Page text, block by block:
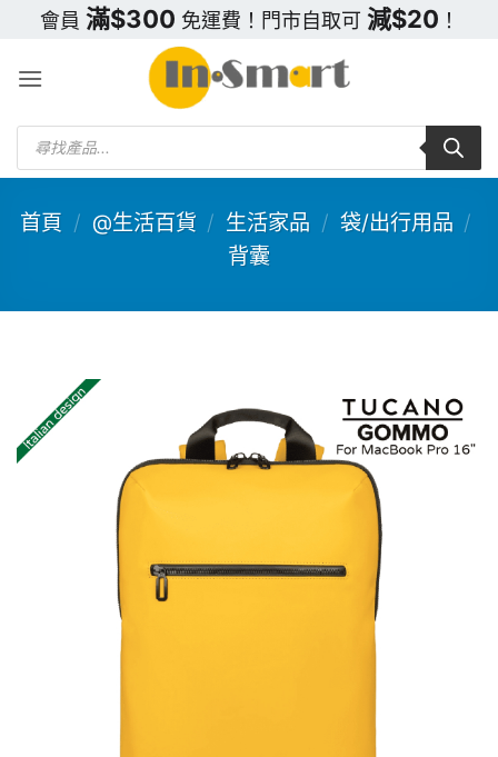
content
會員 滿$300 免運費！門市自取可 減$20 ！
Products
search
首頁 / @生活百貨 / 生活家品 / 袋/出行用品 /
背囊